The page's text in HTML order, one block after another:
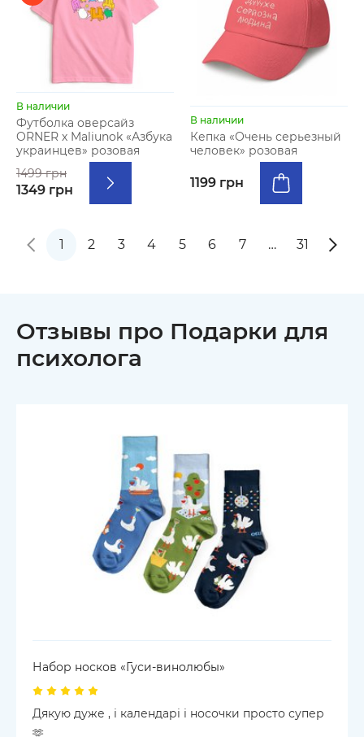
В наличии
Футболка оверсайз
ORNER х Maliunok «Азбука
украинцев» розовая
1499 грн
1349 грн
В наличии
Кепка «Очень серьезный
человек» розовая
1199 грн
1 2 3 4 5 6 7 … 31
Отзывы про Подарки для
психолога
Набор носков «Гуси-винолюбы»
Дякую дуже , і календарі і носочки просто супер
🫶